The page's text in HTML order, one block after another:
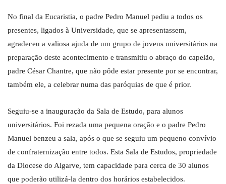
No final da Eucaristia, o padre Pedro Manuel pediu a todos os
presentes, ligados à Universidade, que se apresentassem,
agradeceu a valiosa ajuda de um grupo de jovens universitários na
preparação deste acontecimento e transmitiu o abraço do capelão,
padre César Chantre, que não pôde estar presente por se encontrar,
também ele, a celebrar numa das paróquias de que é prior.
Seguiu-se a inauguração da Sala de Estudo, para alunos
universitários. Foi rezada uma pequena oração e o padre Pedro
Manuel benzeu a sala, após o que se seguiu um pequeno convívio
de confraternização entre todos. Esta Sala de Estudos, propriedade
da Diocese do Algarve, tem capacidade para cerca de 30 alunos
que poderão utilizá-la dentro dos horários estabelecidos.